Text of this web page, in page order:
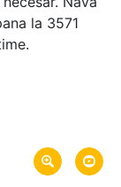
la 3571